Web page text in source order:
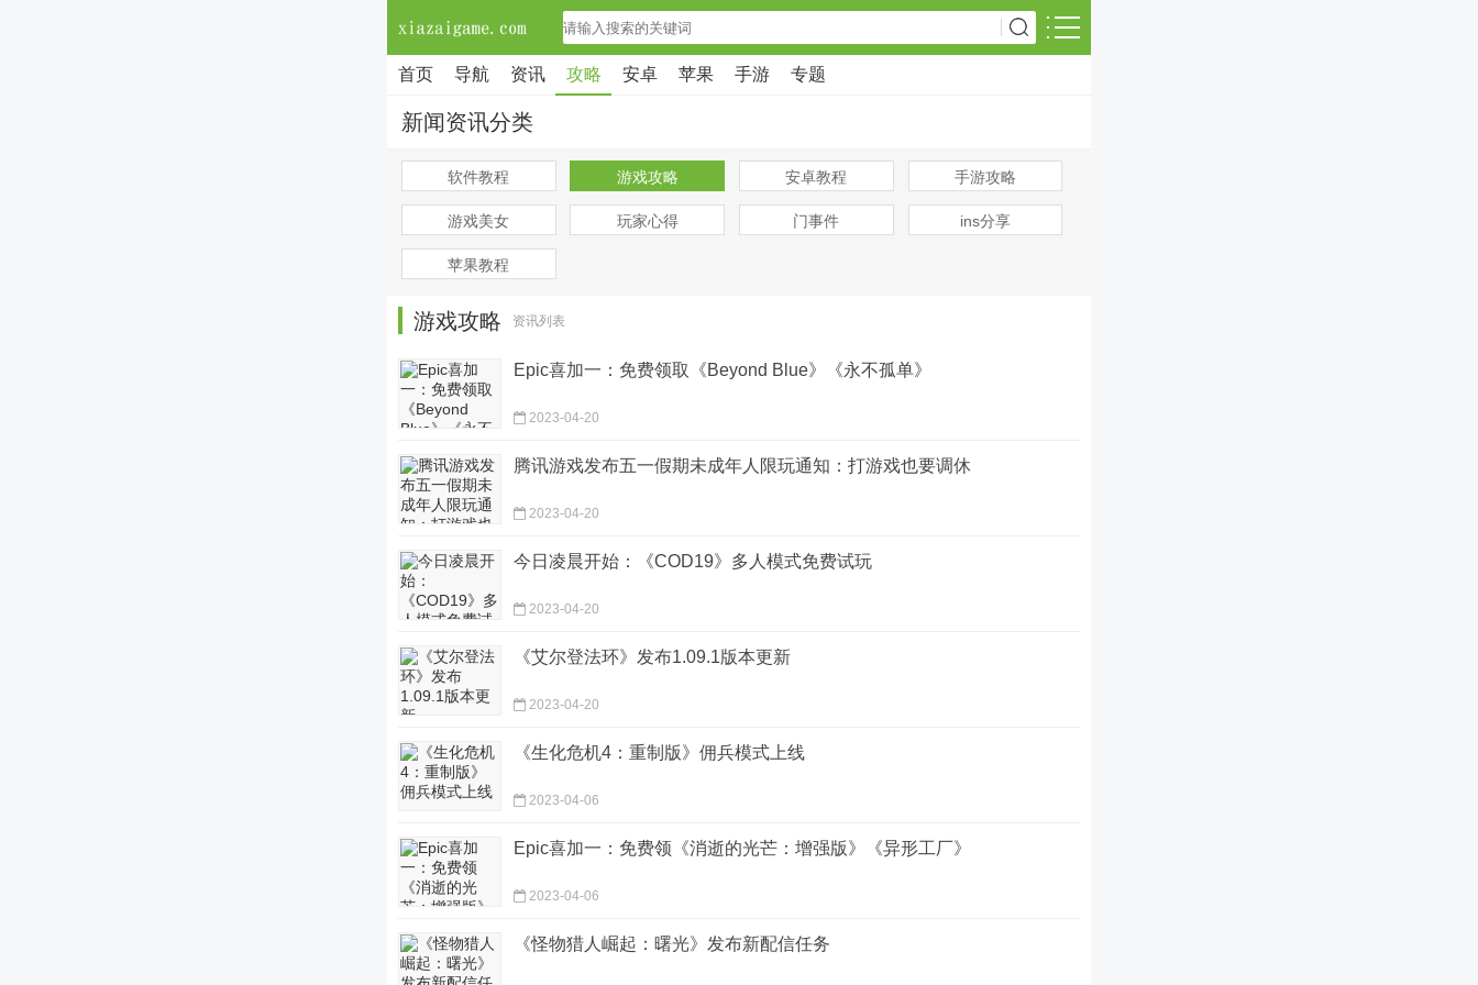
首页 导航 资讯 攻略 安卓 苹果 手游 专题
新闻资讯分类
软件教程 游戏攻略 安卓教程 手游攻略
游戏美女 玩家心得 门事件 ins分享
苹果教程
游戏攻略 资讯列表
Epic喜加一：免费领取《Beyond Blue》《永不孤单》
2023-04-20
腾讯游戏发布五一假期未成年人限玩通知：打游戏也要调休
2023-04-20
今日凌晨开始：《COD19》多人模式免费试玩
2023-04-20
《艾尔登法环》发布1.09.1版本更新
2023-04-20
《生化危机4：重制版》佣兵模式上线
2023-04-06
Epic喜加一：免费领《消逝的光芒：增强版》《异形工厂》
2023-04-06
《怪物猎人崛起：曙光》发布新配信任务